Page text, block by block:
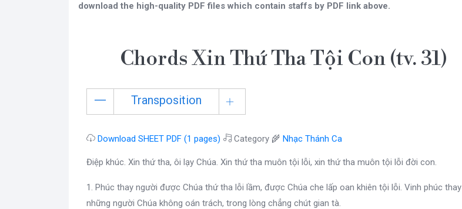
download the high-quality PDF files which contain staffs by PDF link above.
Chords Xin Thứ Tha Tội Con (tv. 31)
Transposition
Download SHEET PDF (1 pages) Category 🌾 Nhạc Thánh Ca
Điệp khúc. Xin thứ tha, ôi lạy Chúa. Xin thứ tha muôn tội lỗi, xin thứ tha muôn tội lỗi đời con.
1. Phúc thay người được Chúa thứ tha lỗi lầm, được Chúa che lấp oan khiên tội lỗi. Vinh phúc thay
những người Chúa không oán trách, trong lòng chẳng chút gian tà.